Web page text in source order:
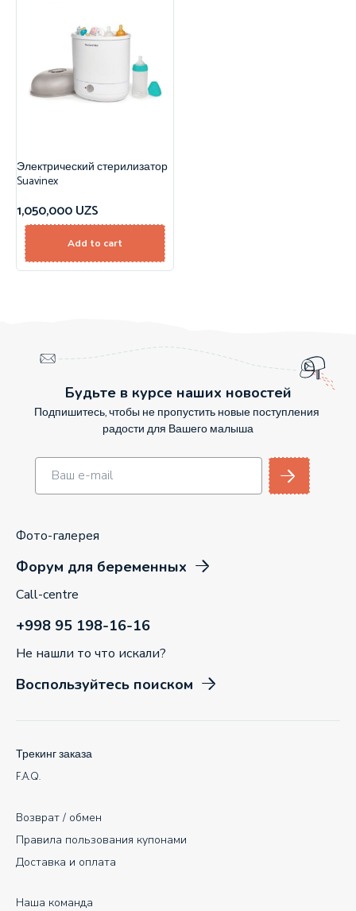
Электрический стерилизатор
Suavinex
1,050,000UZS
Add to cart
Будьте в курсе наших новостей
Подпишитесь, чтобы не пропустить новые поступления
радости для Вашего малыша
Фото-галерея
Форум для беременных
Call-centre
+998 95 198-16-16
Не нашли то что искали?
Воспользуйтесь поиском
Наша команда
Возврат / обмен
Правила пользования купонами
Доставка и оплата
Трекинг заказа
F.A.Q.